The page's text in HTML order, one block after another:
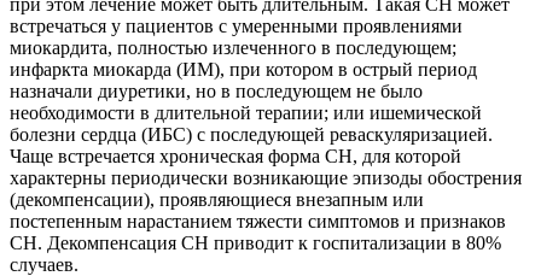
встречаться у пациентов с умеренными проявлениями
миокардита, полностью излеченного в последующем;
инфаркта миокарда (ИМ), при котором в острый период
назначали диуретики, но в последующем не было
необходимости в длительной терапии; или ишемической
болезни сердца (ИБС) с последующей реваскуляризацией.
Чаще встречается хроническая форма СН, для которой
характерны периодически возникающие эпизоды обострения
(декомпенсации), проявляющиеся внезапным или
постепенным нарастанием тяжести симптомов и признаков
СН. Декомпенсация СН приводит к госпитализации в 80%
случаев.